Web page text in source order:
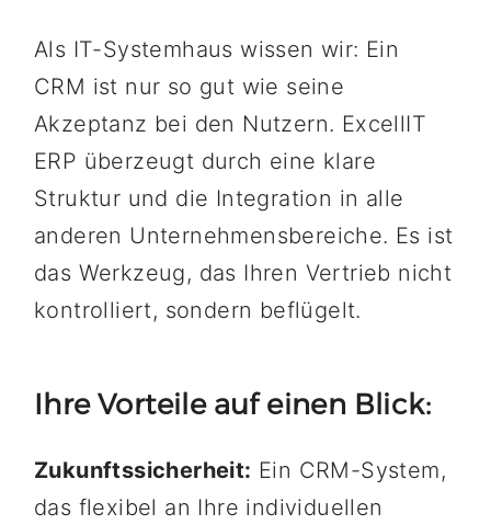
Als IT-Systemhaus wissen wir: Ein
CRM ist nur so gut wie seine
Akzeptanz bei den Nutzern. ExcellIT
ERP überzeugt durch eine klare
Struktur und die Integration in alle
anderen Unternehmensbereiche. Es ist
das Werkzeug, das Ihren Vertrieb nicht
kontrolliert, sondern beflügelt.
Ihre Vorteile auf einen Blick:
Zukunftssicherheit: Ein CRM-System,
das flexibel an Ihre individuellen